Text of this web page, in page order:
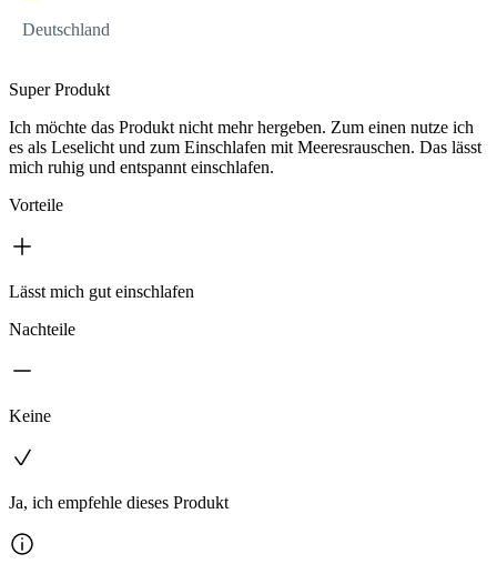
Deutschland
Super Produkt
Ich möchte das Produkt nicht mehr hergeben. Zum einen nutze ich
es als Leselicht und zum Einschlafen mit Meeresrauschen. Das lässt
mich ruhig und entspannt einschlafen.
Vorteile
Lässt mich gut einschlafen
Nachteile
Keine
Ja, ich empfehle dieses Produkt